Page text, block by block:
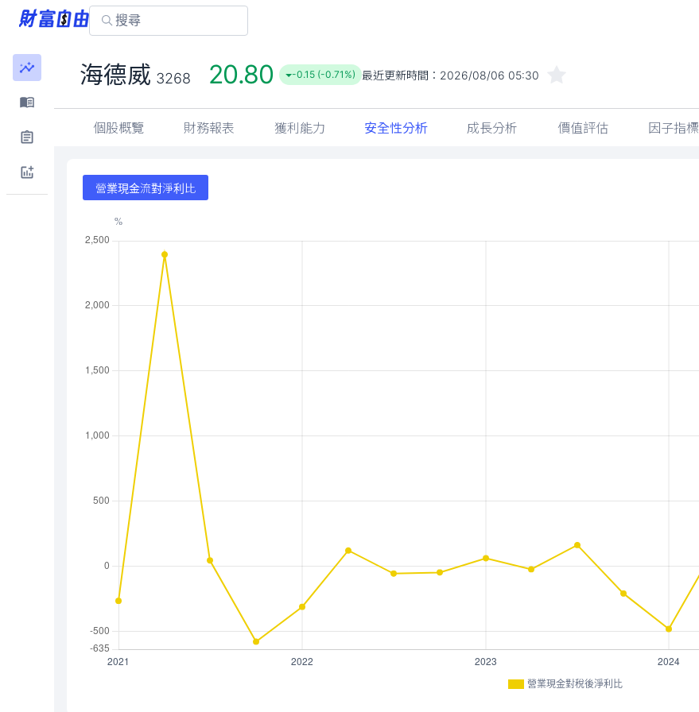
海德威 3268 20.80 -0.15 (-0.71%) 最近更新時間： 2026/08/06 05:30
個股概覽 財務報表 獲利能力 安全性分析 成長分析 價值評估 因子指標
營業現金流對淨利比
營業現金對稅後淨利比